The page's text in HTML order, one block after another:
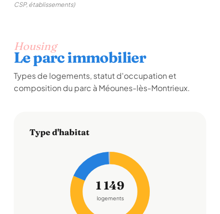
CSP, établissements)
Housing
Le parc immobilier
Types de logements, statut d'occupation et
composition du parc à Méounes-lès-Montrieux.
Type d'habitat
1 149
logements